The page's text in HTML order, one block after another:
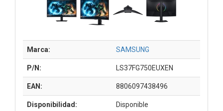
Marca: SAMSUNG
P/N: LS37FG750EUXEN
EAN: 8806097438496
Disponibilidad: Disponible